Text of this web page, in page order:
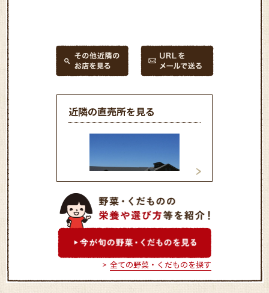
近隣の直売所を見る
井頭フレッシュ直売所 益子フレッシュ
全ての野菜・くだものを探す